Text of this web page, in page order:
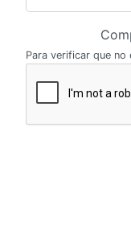
Para verificar que